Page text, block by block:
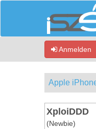
Anmelden
Apple
XploiDDD
(Newbie)